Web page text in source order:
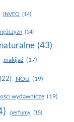
INVEO (14)
(14)
(43)
makijaż (17)
(22) NOU (19)
wydawnicze (19)
perfumy (15)